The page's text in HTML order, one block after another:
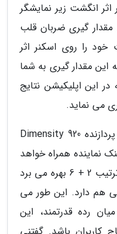
انگشت زیر نمایشگر
مقدار گیری ضربان قلب
خود را روی اسکنر اثر
این مقدار گیری به شما
این اپلیکیشن نتایج
می نماید.
قلب تپنده این گوشی هوشمند را پردازنده Dimensity 920
نماینده همراه خواهد
بود. این تراشه از هشت هسته با ترتیب 2 + 6 بهره می برد
هم دارد. این طور می
رده قدرتمند، این